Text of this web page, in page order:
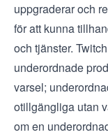
uppgraderar och
för att kunna
och tjänster.
underordnade
varsel;
otillgängliga utan
om en